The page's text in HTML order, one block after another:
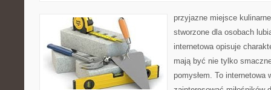
przyjazne miejsce
stworzone dla osobach
internetowa opisuje
mają być nie tylko
pomysłem. To internetowa